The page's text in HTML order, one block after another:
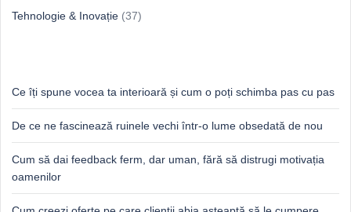
Tehnologie & Inovație (37)
Ce îți spune vocea ta interioară și cum o poți schimba pas cu pas
De ce ne fascinează ruinele vechi într-o lume obsedată de nou
Cum să dai feedback ferm, dar uman, fără să distrugi motivația
oamenilor